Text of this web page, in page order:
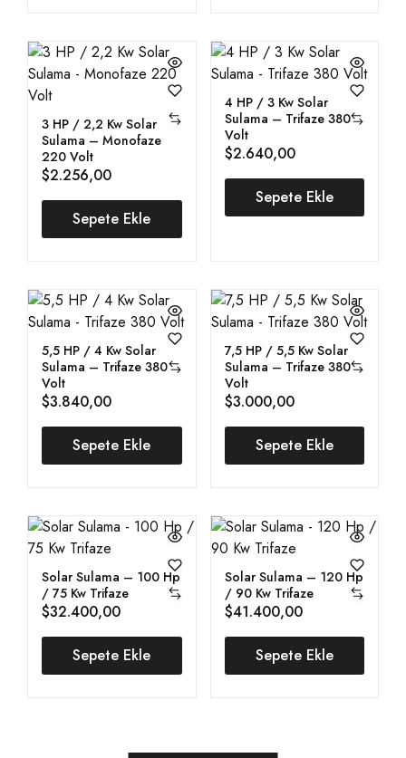
3 HP / 2,2 Kw Solar
Sulama – Monofaze
220 Volt
$2.256,00
Sepete Ekle
4 HP / 3 Kw Solar
Sulama – Trifaze 380
Volt
$2.640,00
Sepete Ekle
5,5 HP / 4 Kw Solar
Sulama – Trifaze 380
Volt
$3.840,00
Sepete Ekle
7,5 HP / 5,5 Kw Solar
Sulama – Trifaze 380
Volt
$3.000,00
Sepete Ekle
Solar Sulama – 100 Hp
/ 75 Kw Trifaze
$32.400,00
Sepete Ekle
Solar Sulama – 120 Hp
/ 90 Kw Trifaze
$41.400,00
Sepete Ekle